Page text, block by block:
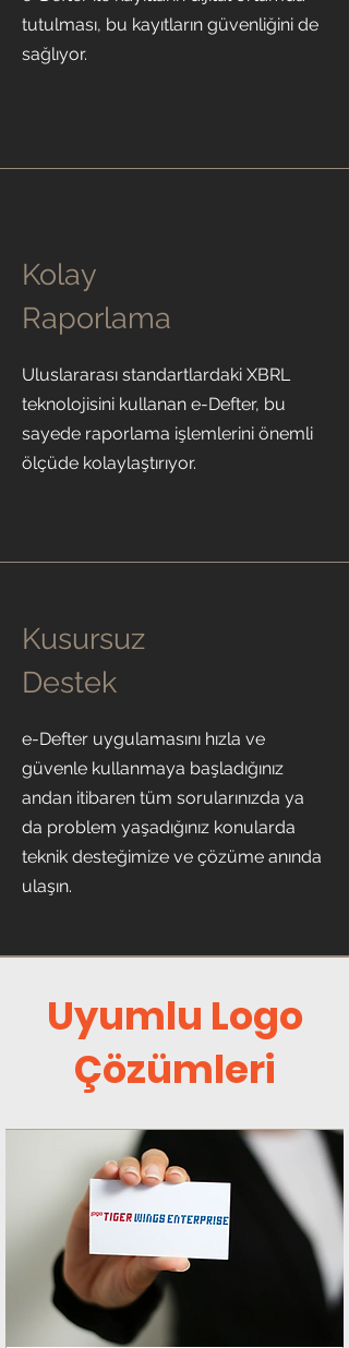
tutulması, bu kayıtların güvenliğini de
sağlıyor.
Kolay
Raporlama
Uluslararası standartlardaki XBRL
teknolojisini kullanan e-Defter, bu
sayede raporlama işlemlerini önemli
ölçüde kolaylaştırıyor.
Kusursuz
Destek
e-Defter uygulamasını hızla ve
güvenle kullanmaya başladığınız
andan itibaren tüm sorularınızda ya
da problem yaşadığınız konularda
teknik desteğimize ve çözüme anında
ulaşın.
Uyumlu Logo
Çözümleri